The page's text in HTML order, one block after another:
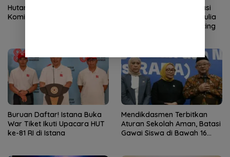
Hutama Karya Tegaskan
Komitmen Zero ODOL
Wakapolri Dorong Inovasi
Personel, Bripda Putra Aulia
Jadi Teladan Green Policing
Buruan Daftar! Istana Buka
War Tiket Ikuti Upacara HUT
ke-81 RI di Istana
Mendikdasmen Terbitkan
Aturan Sekolah Aman, Batasi
Gawai Siswa di Bawah 16